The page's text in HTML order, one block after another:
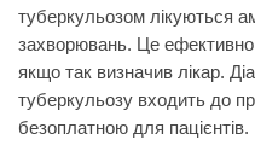
туберкульозом лікуються
захворювань. Це
якщо так визначив лікар.
туберкульозу входить до
безоплатною для пацієнтів.